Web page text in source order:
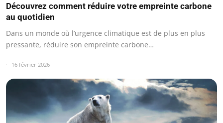
Découvrez comment réduire votre empreinte carbone
au quotidien
Dans un monde où l’urgence climatique est de plus en plus
pressante, réduire son empreinte carbone…
16 février 2026